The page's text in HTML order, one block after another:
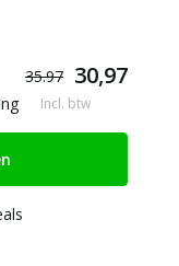
35.97 30,97
Incl. btw